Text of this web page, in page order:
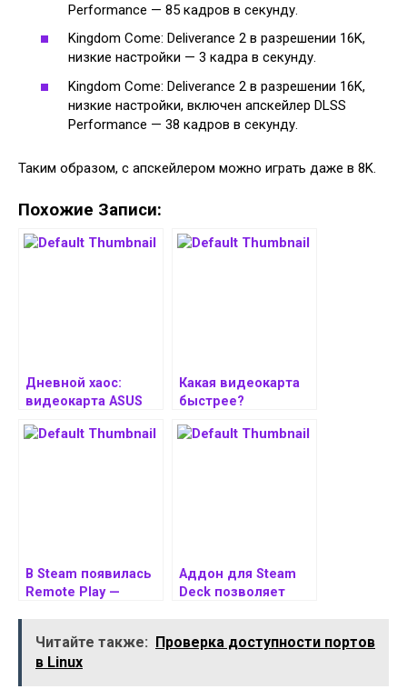
Performance — 85 кадров в секунду.
Kingdom Come: Deliverance 2 в разрешении 16K,
низкие настройки — 3 кадра в секунду.
Kingdom Come: Deliverance 2 в разрешении 16K,
низкие настройки, включен апскейлер DLSS
Performance — 38 кадров в секунду.
Таким образом, с апскейлером можно играть даже в 8K.
Похожие Записи:
Дневной хаос:
видеокарта ASUS
ROG Astral весит 3
Какая видеокарта
быстрее?
ARC B570 и GeForce
В Steam появилась
Remote Play —
имеющиеся игры
вдали от дома
Аддон для Steam
Deck позволяет
от NVIDIA
Читайте также: Проверка доступности портов
в Linux